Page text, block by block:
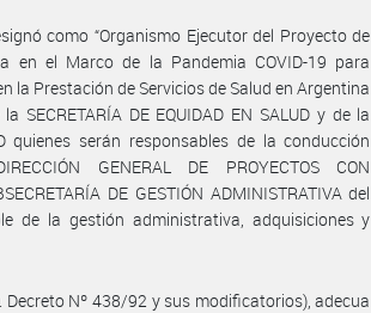
como “Organismo Ejecutor del Proyecto de
en el Marco de la Pandemia COVID-19 para
la Prestación de Servicios de Salud en Argentina
SECRETARÍA DE EQUIDAD EN SALUD y de la
quienes serán responsables de la conducción
GENERAL DE PROYECTOS CON
DE GESTIÓN ADMINISTRATIVA del
de la gestión administrativa, adquisiciones y
Decreto Nº 438/92 y sus modificatorios), adecua